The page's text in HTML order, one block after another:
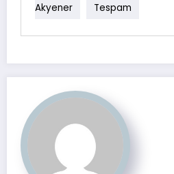
Akyener Tespam